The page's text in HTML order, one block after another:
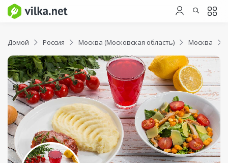
Домой Россия Москва (Московская область) Москва